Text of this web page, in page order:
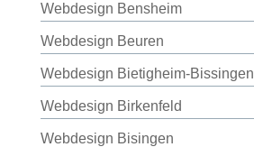
Webdesign Bensheim
Webdesign Beuren
Webdesign Bietigheim-Bissingen
Webdesign Birkenfeld
Webdesign Bisingen